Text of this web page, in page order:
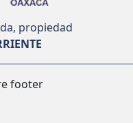
propiedad